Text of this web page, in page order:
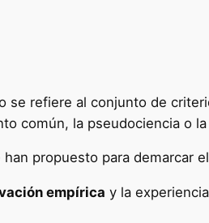
se refiere al conjunto de
común, la pseudociencia o
propuesto para demarcar
empírica y la